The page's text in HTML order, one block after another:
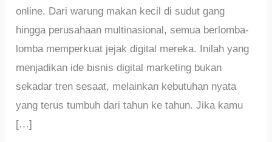
online. Dari warung makan kecil di sudut gang
hingga perusahaan multinasional, semua berlomba-
lomba memperkuat jejak digital mereka. Inilah yang
menjadikan ide bisnis digital marketing bukan
sekadar tren sesaat, melainkan kebutuhan nyata
yang terus tumbuh dari tahun ke tahun. Jika kamu
[…]